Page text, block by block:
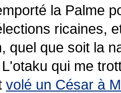
la Palme
ricaines,
quel que soit la
qui me
volé un César à